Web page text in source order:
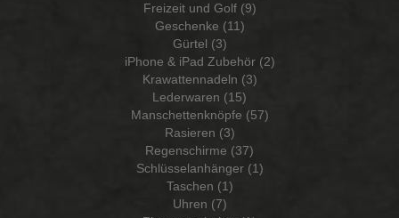
Freizeit und Golf (9)
Geschenke (11)
Gürtel (3)
iPhone & iPad Zubehör (2)
Krawattennadeln (3)
Lederwaren (15)
Manschettenknöpfe (57)
Rasieren (3)
Regenschirme (37)
Schlüsselanhänger (1)
Taschen (1)
Uhren (7)